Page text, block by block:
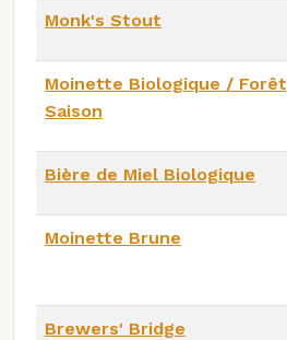
Monk's Stout
Moinette Biologique / Forêt
Saison
Bière de Miel Biologique
Moinette Brune
Brewers' Bridge